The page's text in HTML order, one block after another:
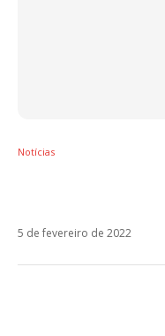
Notícias
5 de fevereiro de 2022